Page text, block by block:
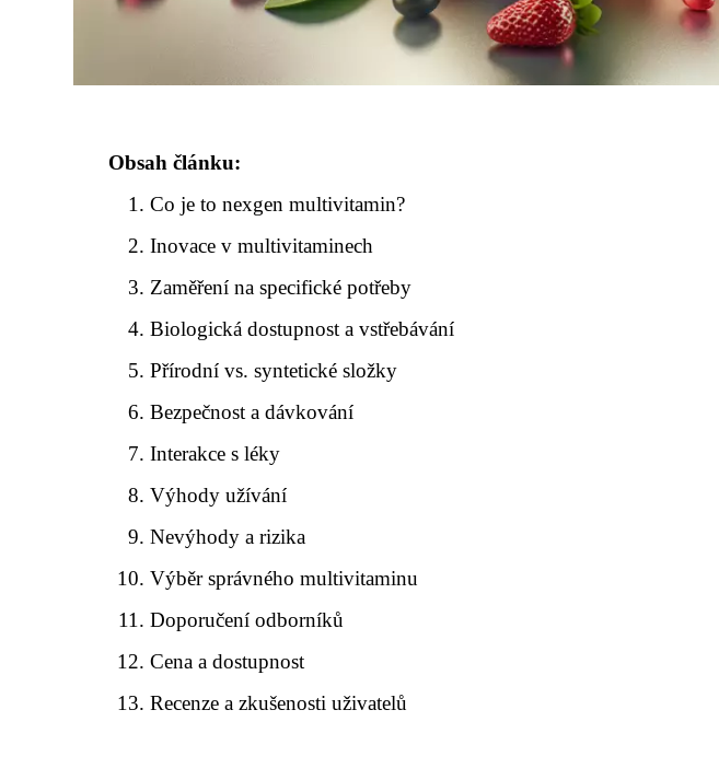
Obsah článku:
Co je to nexgen multivitamin?
Inovace v multivitaminech
Zaměření na specifické potřeby
Biologická dostupnost a vstřebávání
Přírodní vs. syntetické složky
Bezpečnost a dávkování
Interakce s léky
Výhody užívání
Nevýhody a rizika
Výběr správného multivitaminu
Doporučení odborníků
Cena a dostupnost
Recenze a zkušenosti uživatelů